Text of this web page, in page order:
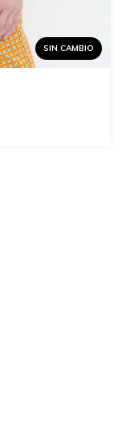
SIN CAMBIO